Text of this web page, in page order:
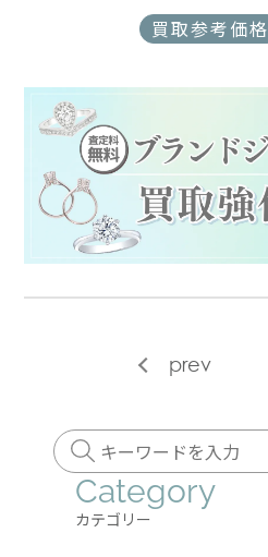
買取参考価格
prev
Category
カテゴリー